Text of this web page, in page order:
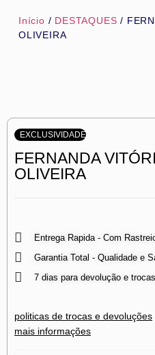
Início / DESTAQUES /
OLIVEIRA
EXCLUSIVIDADE
FERNANDA
OLIVEIRA
Entrega Rapida - Com
Garantia Total - Qualidade e
7 dias para devolução e trocas
politicas de trocas e devoluções
mais informações